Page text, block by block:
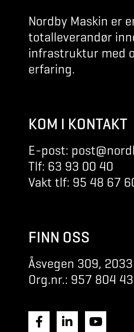
Nordby Maskin er
totalleverandør
infrastruktur med
erfaring.
KOM I KONTAKT
E-post:
Tlf: 63 93 00 40
Vakt tlf: 95 48 67
FINN OSS
Åsvegen 309,
Org.nr.: 957 804